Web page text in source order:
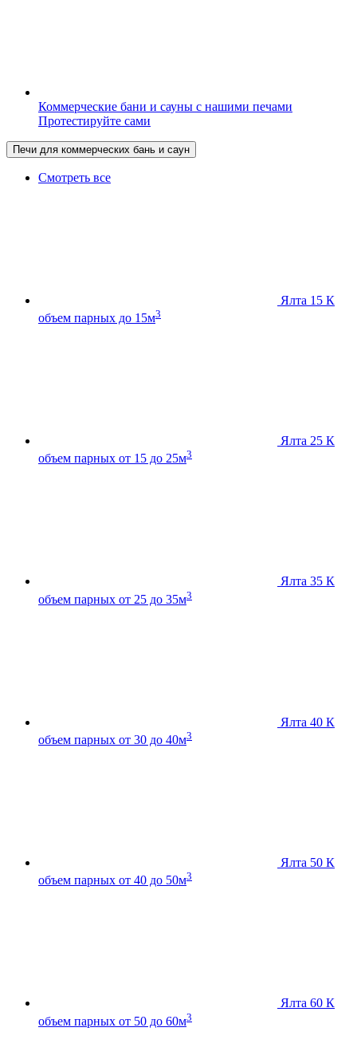
Коммерческие бани и сауны с нашими печами
Протестируйте сами
Печи для коммерческих бань и саун
Смотреть все
Ялта 15 К
объем парных до 15м3
Ялта 25 К
объем парных от 15 до 25м3
Ялта 35 К
объем парных от 25 до 35м3
Ялта 40 К
объем парных от 30 до 40м3
Ялта 50 К
объем парных от 40 до 50м3
Ялта 60 К
объем парных от 50 до 60м3